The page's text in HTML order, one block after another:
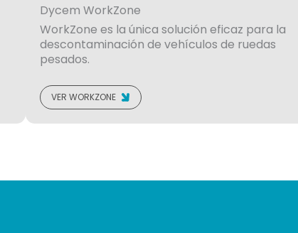
Dycem WorkZone
WorkZone es la única solución eficaz para la
descontaminación de vehículos de ruedas
pesados.
VER WORKZONE